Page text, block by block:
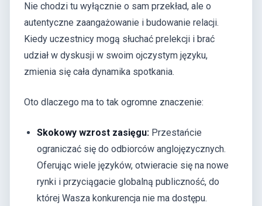
Nie chodzi tu wyłącznie o sam przekład, ale o
autentyczne zaangażowanie i budowanie relacji.
Kiedy uczestnicy mogą słuchać prelekcji i brać
udział w dyskusji w swoim ojczystym języku,
zmienia się cała dynamika spotkania.
Oto dlaczego ma to tak ogromne znaczenie:
Skokowy wzrost zasięgu: Przestańcie
ograniczać się do odbiorców anglojęzycznych.
Oferując wiele języków, otwieracie się na nowe
rynki i przyciągacie globalną publiczność, do
której Wasza konkurencja nie ma dostępu.